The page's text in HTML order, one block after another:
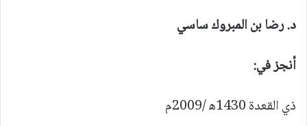
د. رضا بن المبروك ساسي
أنجز في:
ذي القعدة 1430ﻫ /2009م